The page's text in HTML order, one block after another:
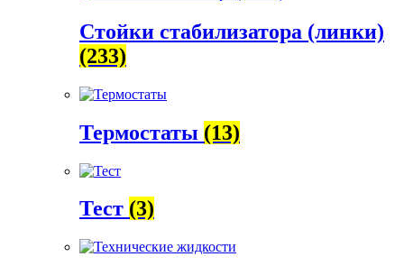
Стойки стабилизатора (линки)
(233)
Термостаты (13)
Тест (3)